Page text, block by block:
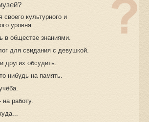
культурного и
уровня.
в обществе знаниями.
для свидания с девушкой.
других обсудить.
нибудь на память.
работу.